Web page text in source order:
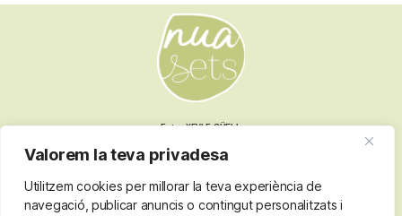
Valorem la teva privadesa
Utilitzem cookies per millorar la teva experiència de
navegació, publicar anuncis o contingut personalitzats i
Fotos XEVI F GÜELL
Termes i condicions